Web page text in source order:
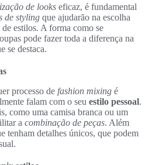
de looks eficaz, é fundamental
de styling que ajudarão na escolha
estilos. A forma como se
pode fazer toda a diferença na
se destaca.
processo de fashion mixing é
falam com o seu estilo pessoal.
como uma camisa branca ou um
a combinação de peças. Além
tenham detalhes únicos, que podem